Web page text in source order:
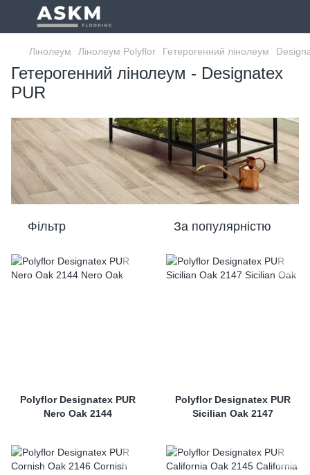
Лінолеум Лінолеум Polyflor Гетерогенний лінолеум
Гетерогенний лінолеум - Designatex
PUR
Фільтр За популярністю
Polyflor Designatex PUR
Nero Oak 2144
Polyflor Designatex PUR
Sicilian Oak 2147